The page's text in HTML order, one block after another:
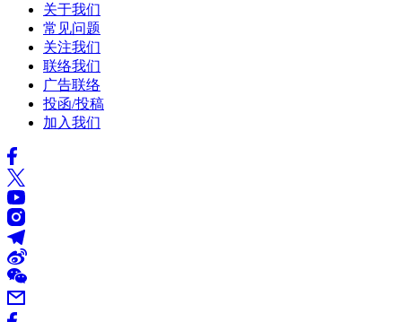
关于我们
常见问题
关注我们
联络我们
广告联络
投函/投稿
加入我们